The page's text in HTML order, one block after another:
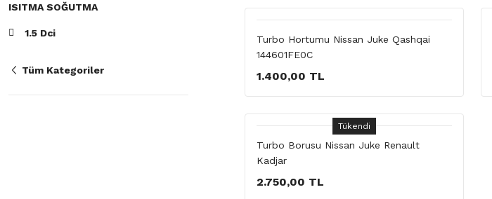
ISITMA SOĞUTMA
1.5 Dci
Tüm Kategoriler
Turbo Hortumu Nissan Juke Qashqai
144601FE0C
1.400,00 TL
Tükendi
Turbo Borusu Nissan Juke Renault
Kadjar
2.750,00 TL